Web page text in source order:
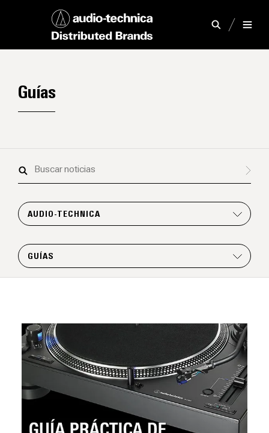
Guías
Buscar
AUDIO-TECHNICA
GUÍAS